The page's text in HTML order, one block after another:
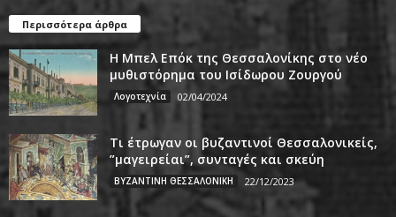
Περισσότερα άρθρα
Η Μπελ Επόκ της Θεσσαλονίκης στο νέο
μυθιστόρημα του Ισίδωρου Ζουργού
Λογοτεχνία 02/04/2024
Τι έτρωγαν οι βυζαντινοί Θεσσαλονικείς,
”μαγειρείαι”, συνταγές και σκεύη
ΒΥΖΑΝΤΙΝΗ ΘΕΣΣΑΛΟΝΙΚΗ 22/12/2023